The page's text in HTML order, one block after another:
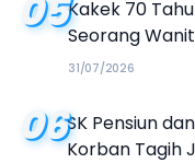
05Kakek 70
Seorang
31/07/2026
06SK Pensiun
Korban Tagih